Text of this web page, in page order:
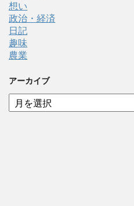
想い
政治・経済
日記
趣味
農業
アーカイブ
ア
ー